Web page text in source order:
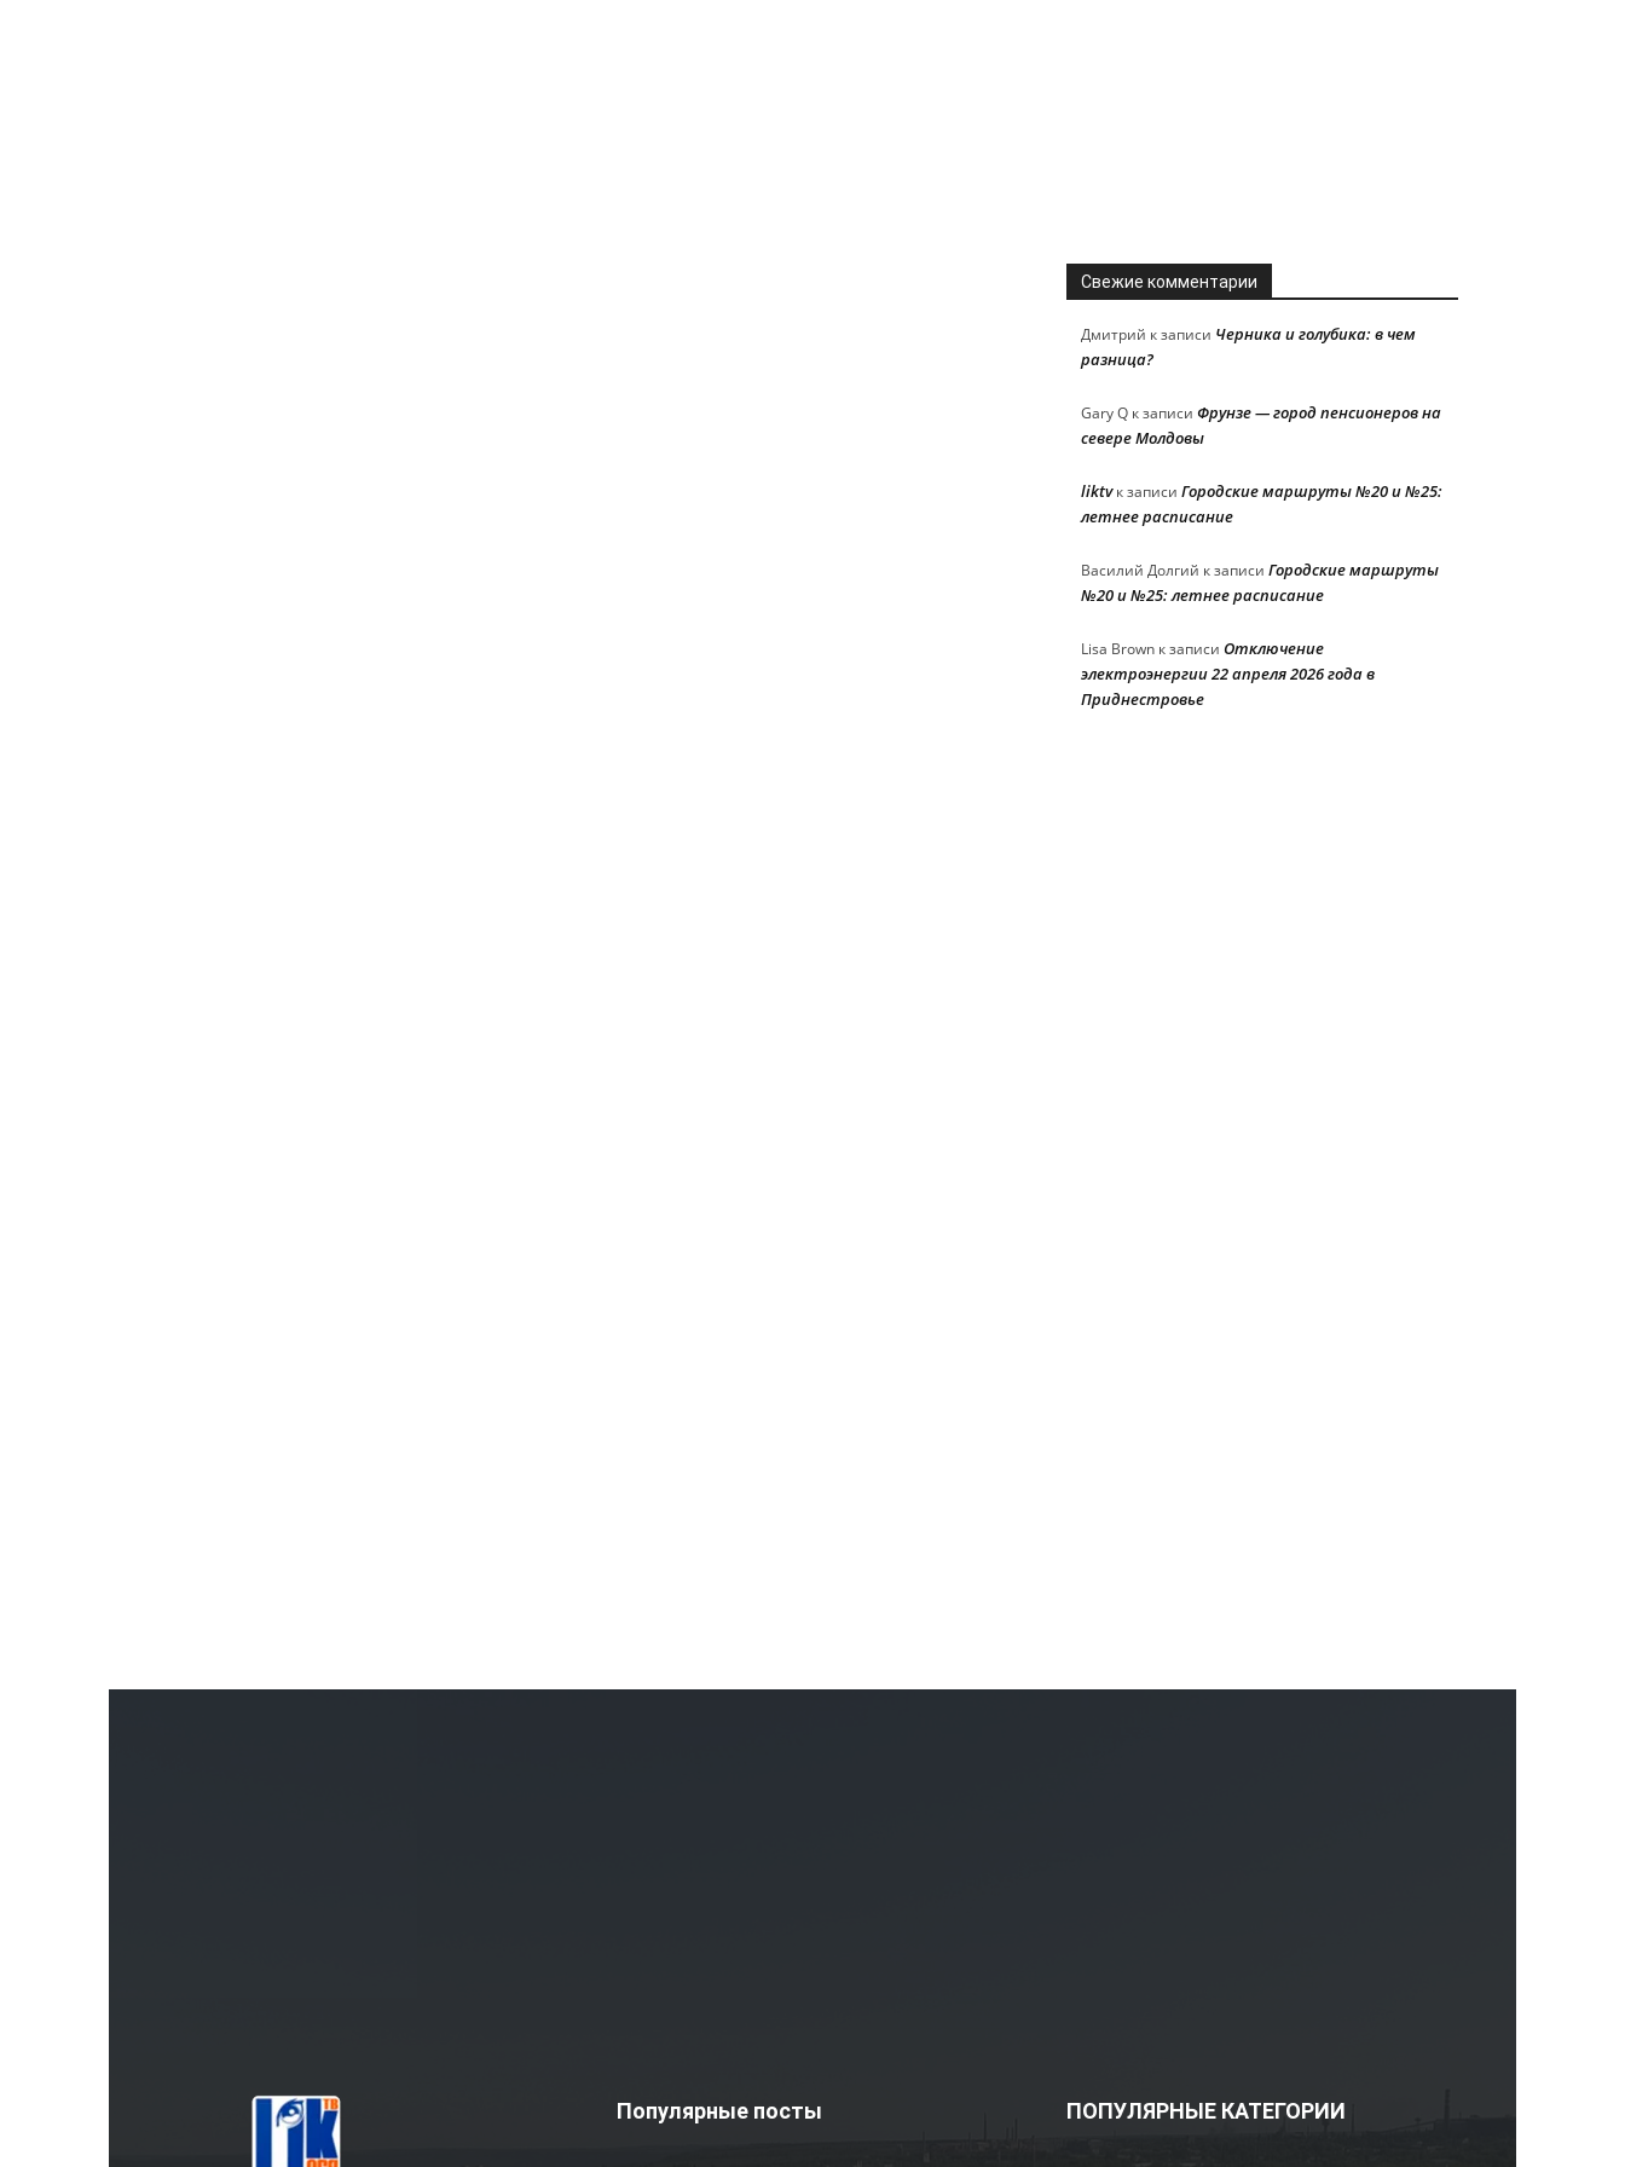
Свежие комментарии
Дмитрий к записи Черника и голубика: в чем
разница?
Gary Q к записи Фрунзе — город пенсионеров на
севере Молдовы
liktvк записи Городские маршруты №20 и №25:
летнее расписание
Василий Долгий к записи Городские маршруты
№20 и №25: летнее расписание
Lisa Brown к записи Отключение
электроэнергии 22 апреля 2026 года в
Приднестровье
Популярные посты ПОПУЛЯРНЫЕ КАТЕГОРИИ